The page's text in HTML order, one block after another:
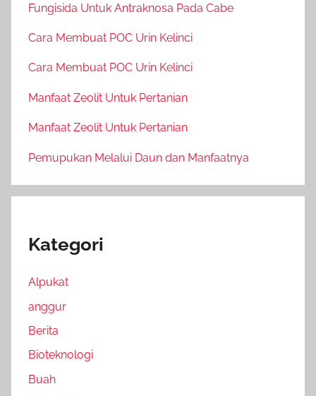
Fungisida Untuk Antraknosa Pada Cabe
Cara Membuat POC Urin Kelinci
Cara Membuat POC Urin Kelinci
Manfaat Zeolit Untuk Pertanian
Manfaat Zeolit Untuk Pertanian
Pemupukan Melalui Daun dan Manfaatnya
Kategori
Alpukat
anggur
Berita
Bioteknologi
Buah